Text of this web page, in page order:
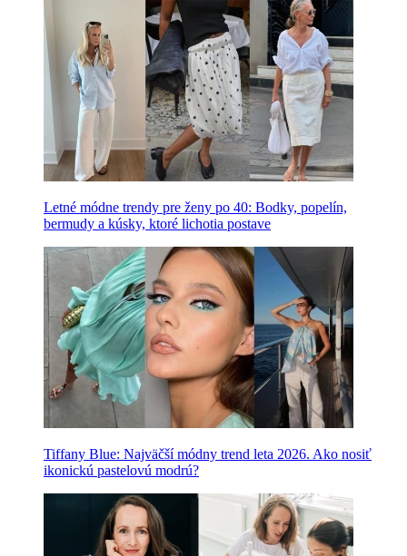
Letné módne trendy pre ženy po 40: Bodky, popelín,
bermudy a kúsky, ktoré lichotia postave
Tiffany Blue: Najväčší módny trend leta 2026. Ako nosiť
ikonickú pastelovú modrú?